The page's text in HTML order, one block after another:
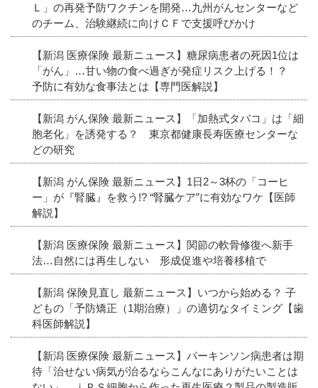
Ｌ」の再発予防ワクチンを開発…九州がんセンターなど
のチーム、治験継続に向けＣＦで支援呼びかけ
【新潟 医療保険 最新ニュース】糖尿病患者の死因1位は
「がん」…甘い物の食べ過ぎが発症リスク上げる！？
予防に有効な食事法とは【専門医解説】
【新潟 がん保険 最新ニュース】「加熱式タバコ」は「細
胞老化」を誘発する？ 東京都健康長寿医療センターな
どの研究
【新潟 がん保険 最新ニュース】1日2～3杯の「コーヒ
ー」が『腎臓』を救う!? “腎臓ケア”に有効なワケ【医師
解説】
【新潟 医療保険 最新ニュース】関節の軟骨修復へ新手
法…自然には再生しない 形成促進や培養移植で
【新潟 保険見直し 最新ニュース】いつから始める？ 子
どもの「予防矯正（1期治療）」の適切なタイミング【歯
科医師解説】
【新潟 医療保険 最新ニュース】パーキンソン病患者は期
待「治せない病気が治るならこんなにありがたいことは